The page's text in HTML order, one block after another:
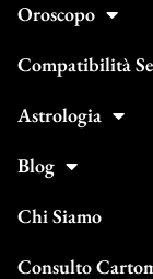
Oroscopo
Compatibilità
Astrologia
Blog
Chi Siamo
Consulto